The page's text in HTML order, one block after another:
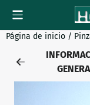
Preferencias de
Página de inicio /